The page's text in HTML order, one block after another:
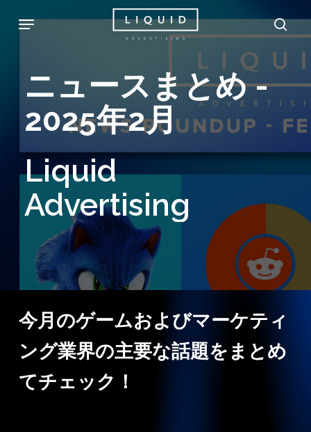
content
Menu
ニュースまとめ -
2025年2月
Liquid
Advertising
今月のゲームおよびマーケティ
ング業界の主要な話題をまとめ
てチェック！